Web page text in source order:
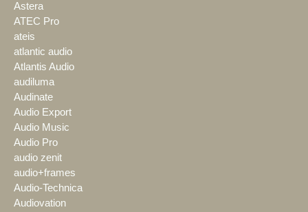
Astera
ATEC Pro
ateis
atlantic audio
Atlantis Audio
audiluma
Audinate
Audio Export
Audio Music
Audio Pro
audio zenit
audio+frames
Audio-Technica
Audiovation